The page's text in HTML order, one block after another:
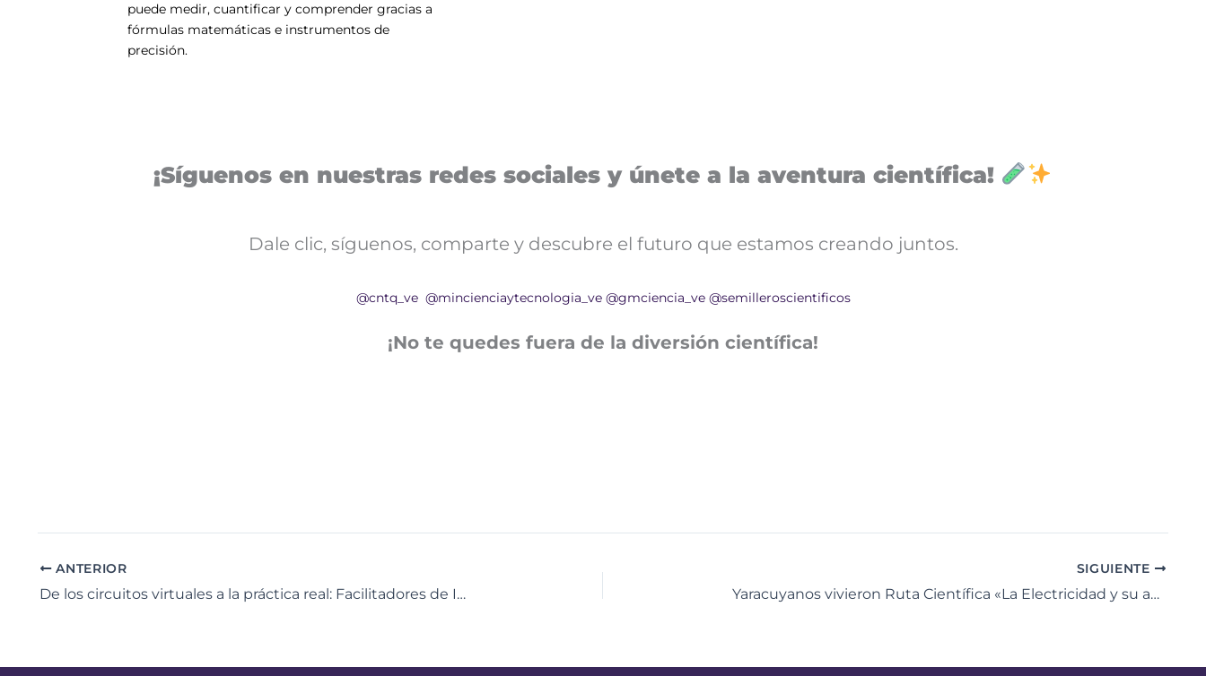
puede medir, cuantificar y comprender gracias a
fórmulas matemáticas e instrumentos de
precisión.
¡Síguenos en nuestras redes sociales y únete a la aventura científica!
Dale clic, síguenos, comparte y descubre el futuro que estamos creando juntos.
@cntq_ve @mincienciaytecnologia_ve @gmciencia_ve @semilleroscientificos
¡No te quedes fuera de la diversión científica!
ANTERIOR
De los circuitos virtuales a la práctica real: Facilitadores de Infocentro se certifican en electrónica
SIGUIENTE
Yaracuyanos vivieron Ruta Científica «La Electricidad y su aporte en la Ciencia»